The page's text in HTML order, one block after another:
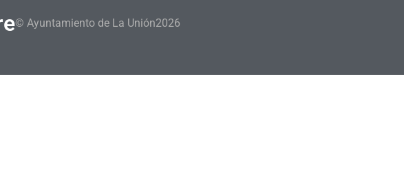
© Ayuntamiento de La Unión2026